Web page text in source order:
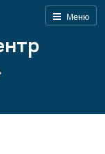
Меню